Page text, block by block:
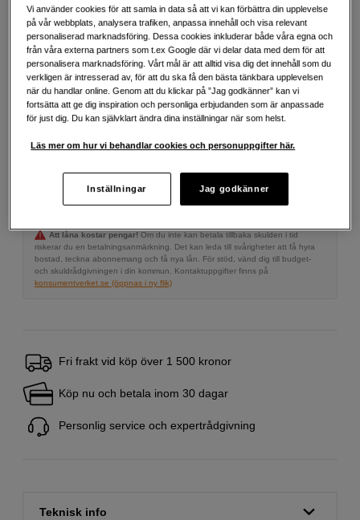
Mer information
990 SEK
Lägg i kundvagn
Delbetala från 127 SEK/mån via
Exempel: 12 mån, 127 SEK/mån, totalt 2 019 SEK, effektiv ränta 0,00 %
Startavgift 495 SEK, aviavgift 45 SEK/mån tillkommer
Att låna kostar pengar! Om du inte kan betala tillbaka skulden i tid
riskerar du en betalningsanmärkning. Det kan leda till svårigheter att få hyra
bostad, teckna abonnemang och få nya lån. För stöd, vänd dig till budget-
och skuldrådgivningen i din kommun. Kontaktuppgifter finns på
konsumentverket.se (öppnas i ny flik)
Fri frakt vid köp över 1 500 kronor
Köp nu och betala inom 30 dagar
Personlig service och expertrådgivning
Teknisk info
Vi använder cookies för att samla in data så att vi kan förbättra din upplevelse
på vår webbplats, analysera trafiken, anpassa innehåll och visa relevant
personaliserad marknadsföring. Dessa cookies inkluderar både våra egna och
från våra externa partners som t.ex Google där vi delar data med dem för att
personalisera marknadsföring. Vårt mål är att alltid visa dig det innehåll som du
verkligen är intresserad av, för att du ska få den bästa tänkbara upplevelsen
när du handlar online. Genom att du klickar på ”Jag godkänner” kan vi
fortsätta att ge dig inspiration och personliga erbjudanden som är anpassade
för just dig. Du kan självklart ändra dina inställningar när som helst.
Läs mer om hur vi behandlar cookies och personuppgifter här.
Inställningar Jag godkänner